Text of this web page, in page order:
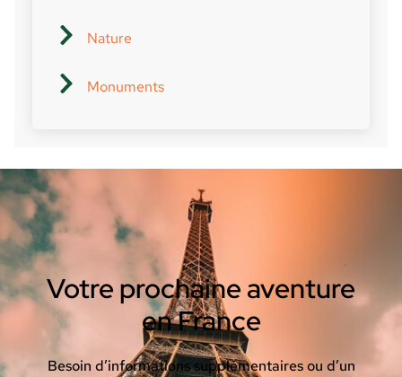
Nature
Monuments
Votre prochaine aventure
en France
Besoin d’informations supplémentaires ou d’un